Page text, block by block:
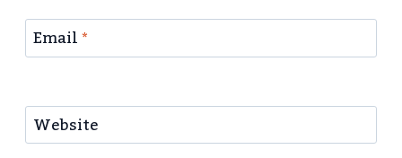
Email*
Website